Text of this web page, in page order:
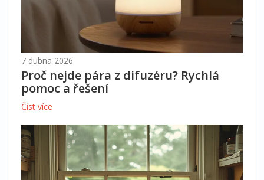
7 dubna 2026
Proč nejde pára z difuzéru? Rychlá
pomoc a řešení
Číst více